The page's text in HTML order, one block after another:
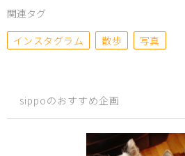
関連タグ
インスタグラム
散歩 写真
sippoのおすすめ企画